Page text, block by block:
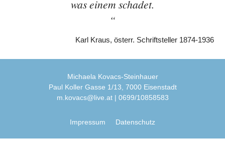
was einem schadet.
Karl Kraus, österr. Schriftsteller 1874-1936
Michaela Kovacs-Steinhauer
Paul Koller Gasse 1/13, 7000 Eisenstadt
m.kovacs@live.at| 0699/10858583
Impressum Datenschutz